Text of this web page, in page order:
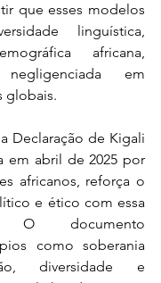
que esses modelos
linguística,
africana,
negligenciada em
globais.
Declaração de Kigali
em abril de 2025 por
africanos, reforça o
e ético com essa
O documento
como soberania
diversidade e